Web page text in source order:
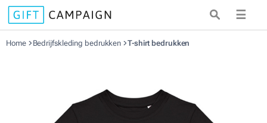
☰
Home Bedrijfskleding bedrukken T-shirt bedrukken